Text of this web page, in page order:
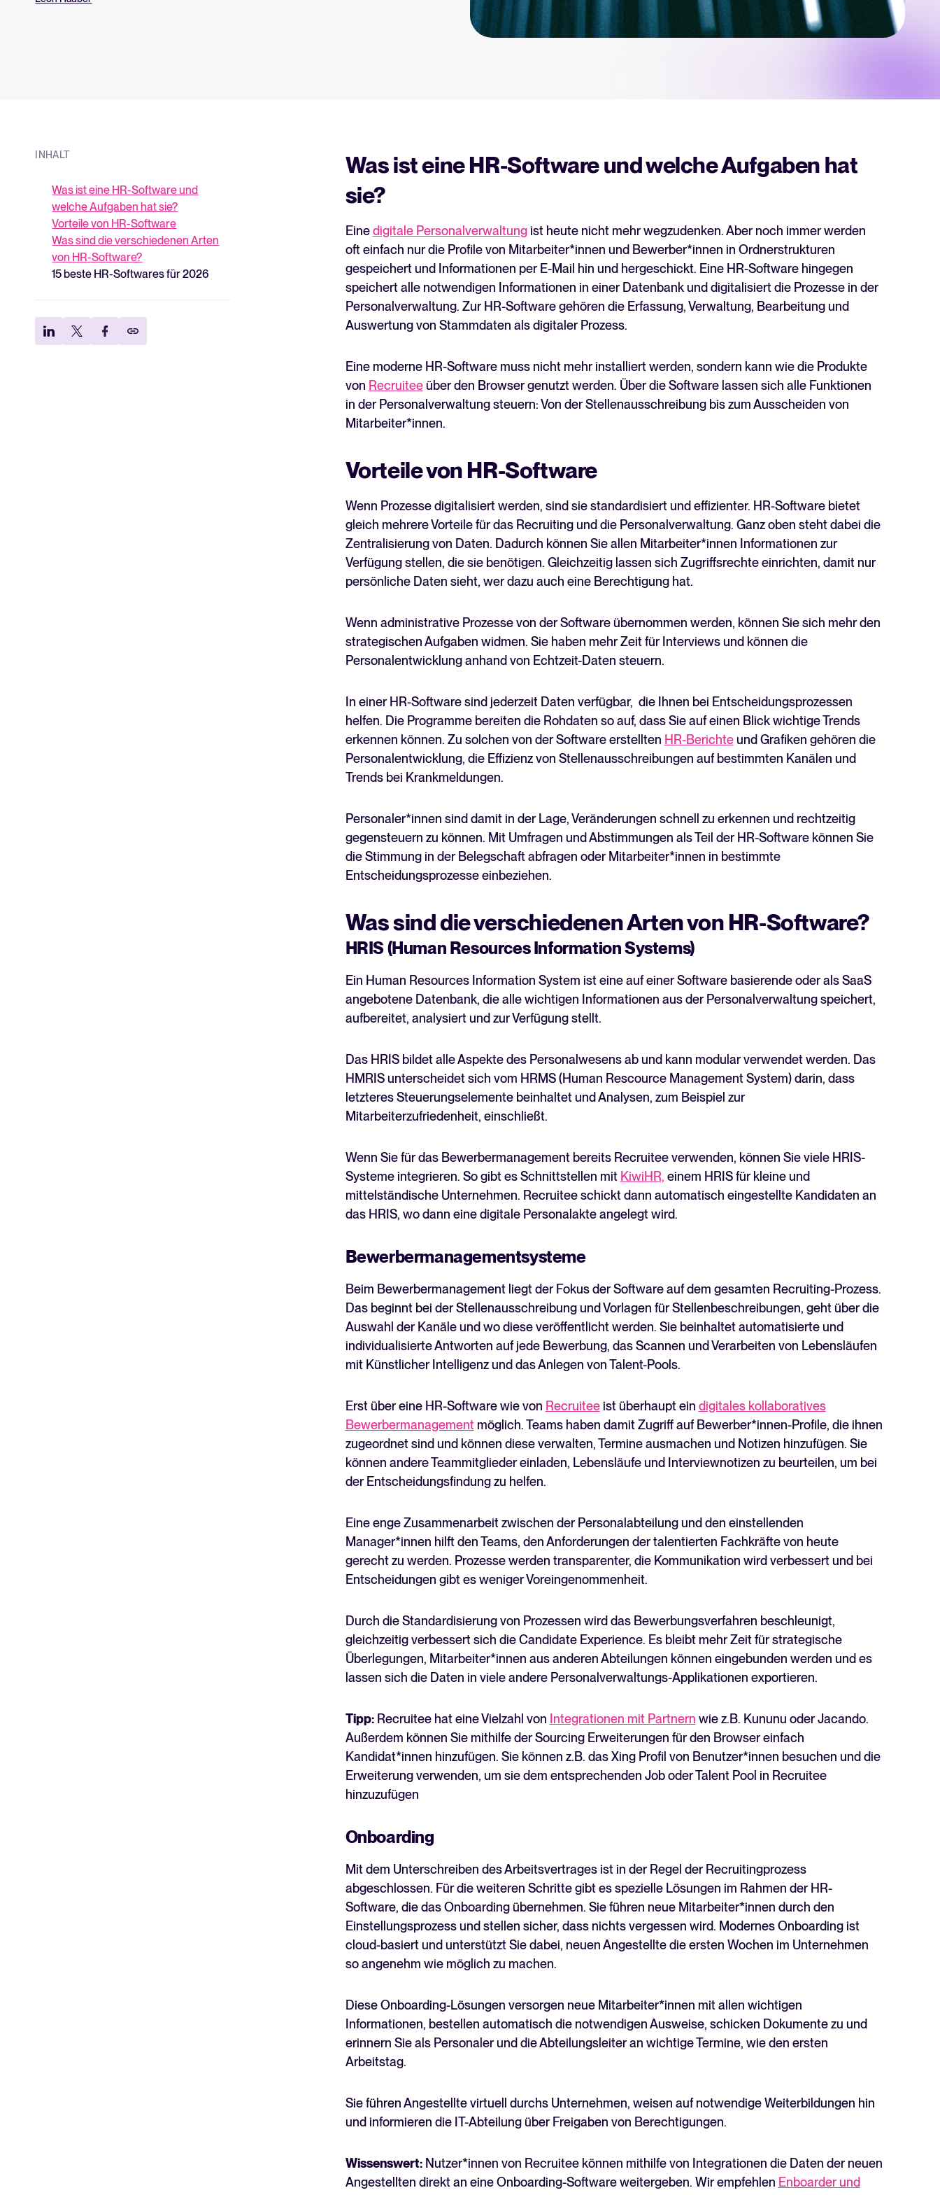
Tellent Recruitee ROI-Rechner
EMPFOHLEN
Recruiting per WhatsApp: So
geht's smart
INHALT
Was ist eine HR-Software und
welche Aufgaben hat sie?
Vorteile von HR-Software
Was sind die verschiedenen Arten
von HR-Software?
15 beste HR-Softwares für 2026
Was ist eine HR-Software und welche Aufgaben hat
sie?
Einedigitale Personalverwaltungist heute nicht mehr wegzudenken. Aber noch immer werden
oft einfach nur die Profile von Mitarbeiter*innen und Bewerber*innen in Ordnerstrukturen
gespeichert und Informationen per E-Mail hin und hergeschickt. Eine HR-Software hingegen
speichert alle notwendigen Informationen in einer Datenbank und digitalisiert die Prozesse in der
Personalverwaltung. Zur HR-Software gehören die Erfassung, Verwaltung, Bearbeitung und
Auswertung von Stammdaten als digitaler Prozess.
Eine moderne HR-Software muss nicht mehr installiert werden, sondern kann wie die Produkte
von Recruiteeüber den Browser genutzt werden. Über die Software lassen sich alle Funktionen
in der Personalverwaltung steuern: Von der Stellenausschreibung bis zum Ausscheiden von
Mitarbeiter*innen.
Vorteile von HR-Software
Wenn Prozesse digitalisiert werden, sind sie standardisiert und effizienter. HR-Software bietet
gleich mehrere Vorteile für das Recruiting und die Personalverwaltung. Ganz oben steht dabei die
Zentralisierung von Daten. Dadurch können Sie allen Mitarbeiter*innen Informationen zur
Verfügung stellen, die sie benötigen. Gleichzeitig lassen sich Zugriffsrechte einrichten, damit nur
persönliche Daten sieht, wer dazu auch eine Berechtigung hat.
Wenn administrative Prozesse von der Software übernommen werden, können Sie sich mehr den
strategischen Aufgaben widmen. Sie haben mehr Zeit für Interviews und können die
Personalentwicklung anhand von Echtzeit-Daten steuern.
In einer HR-Software sind jederzeit Daten verfügbar, die Ihnen bei Entscheidungsprozessen
helfen. Die Programme bereiten die Rohdaten so auf, dass Sie auf einen Blick wichtige Trends
erkennen können. Zu solchen von der Software erstellten HR-Berichteund Grafiken gehören die
Personalentwicklung, die Effizienz von Stellenausschreibungen auf bestimmten Kanälen und
Trends bei Krankmeldungen.
Personaler*innen sind damit in der Lage, Veränderungen schnell zu erkennen und rechtzeitig
gegensteuern zu können. Mit Umfragen und Abstimmungen als Teil der HR-Software können Sie
die Stimmung in der Belegschaft abfragen oder Mitarbeiter*innen in bestimmte
Entscheidungsprozesse einbeziehen.
Was sind die verschiedenen Arten von HR-Software?
HRIS (Human Resources Information Systems)
Ein Human Resources Information System ist eine auf einer Software basierende oder als SaaS
angebotene Datenbank, die alle wichtigen Informationen aus der Personalverwaltung speichert,
aufbereitet, analysiert und zur Verfügung stellt.
Das HRIS bildet alle Aspekte des Personalwesens ab und kann modular verwendet werden. Das
HMRIS unterscheidet sich vom HRMS (Human Rescource Management System) darin, dass
letzteres Steuerungselemente beinhaltet und Analysen, zum Beispiel zur
Mitarbeiterzufriedenheit, einschließt.
Wenn Sie für das Bewerbermanagement bereits Recruitee verwenden, können Sie viele HRIS-
Systeme integrieren. So gibt es Schnittstellen mit KiwiHR, einem HRIS für kleine und
mittelständische Unternehmen. Recruitee schickt dann automatisch eingestellte Kandidaten an
das HRIS, wo dann eine digitale Personalakte angelegt wird.
Bewerbermanagementsysteme
Beim Bewerbermanagement liegt der Fokus der Software auf dem gesamten Recruiting-Prozess.
Das beginnt bei der Stellenausschreibung und Vorlagen für Stellenbeschreibungen, geht über die
Auswahl der Kanäle und wo diese veröffentlicht werden. Sie beinhaltet automatisierte und
individualisierte Antworten auf jede Bewerbung, das Scannen und Verarbeiten von Lebensläufen
mit Künstlicher Intelligenz und das Anlegen von Talent-Pools.
Erst über eine HR-Software wie von Recruiteeist überhaupt ein digitales kollaboratives
Bewerbermanagement möglich. Teams haben damit Zugriff auf Bewerber*innen-Profile, die ihnen
zugeordnet sind und können diese verwalten, Termine ausmachen und Notizen hinzufügen. Sie
können andere Teammitglieder einladen, Lebensläufe und Interviewnotizen zu beurteilen, um bei
der Entscheidungsfindung zu helfen.
Eine enge Zusammenarbeit zwischen der Personalabteilung und den einstellenden
Manager*innen hilft den Teams, den Anforderungen der talentierten Fachkräfte von heute
gerecht zu werden. Prozesse werden transparenter, die Kommunikation wird verbessert und bei
Entscheidungen gibt es weniger Voreingenommenheit.
Durch die Standardisierung von Prozessen wird das Bewerbungsverfahren beschleunigt,
gleichzeitig verbessert sich die Candidate Experience. Es bleibt mehr Zeit für strategische
Überlegungen, Mitarbeiter*innen aus anderen Abteilungen können eingebunden werden und es
lassen sich die Daten in viele andere Personalverwaltungs-Applikationen exportieren.
Tipp:Recruitee hat eine Vielzahl von Integrationen mit Partnern wie z.B. Kununu oder Jacando.
Außerdem können Sie mithilfe der Sourcing Erweiterungen für den Browser einfach
Kandidat*innen hinzufügen. Sie können z.B. das Xing Profil von Benutzer*innen besuchen und die
Erweiterung verwenden, um sie dem entsprechenden Job oder Talent Pool in Recruitee
hinzuzufügen
Onboarding
Mit dem Unterschreiben des Arbeitsvertrages ist in der Regel der Recruitingprozess
abgeschlossen. Für die weiteren Schritte gibt es spezielle Lösungen im Rahmen der HR-
Software, die das Onboarding übernehmen. Sie führen neue Mitarbeiter*innen durch den
Einstellungsprozess und stellen sicher, dass nichts vergessen wird. Modernes Onboarding ist
cloud-basiert und unterstützt Sie dabei, neuen Angestellte die ersten Wochen im Unternehmen
so angenehm wie möglich zu machen.
Diese Onboarding-Lösungen versorgen neue Mitarbeiter*innen mit allen wichtigen
Informationen, bestellen automatisch die notwendigen Ausweise, schicken Dokumente zu und
erinnern Sie als Personaler und die Abteilungsleiter an wichtige Termine, wie den ersten
Arbeitstag.
Sie führen Angestellte virtuell durchs Unternehmen, weisen auf notwendige Weiterbildungen hin
und informieren die IT-Abteilung über Freigaben von Berechtigungen.
Wissenswert:Nutzer*innen von Recruitee können mithilfe von Integrationen die Daten der neuen
Angestellten direkt an eine Onboarding-Software weitergeben. Wir empfehlen Enboarder und